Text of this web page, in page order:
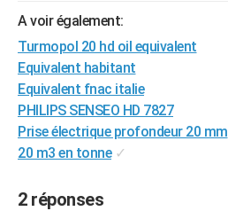
SANTE
Alimentation
Guide de la santé
Maladies
Médicaments
Sommeil
VOYAGE
Destinations
City break
Voyage nature
Voyage de noces
Forum
Climat
+PHOTO
GUIDES D'ACHAT
BONS PLANS
CARTE DE VOEUX
A voir également:
Turmopol 20 hd oil equivalent
Equivalent habitant
Equivalent fnac italie
PHILIPS SENSEO HD 7827
Prise électrique profondeur 20 mm
20 m3 en tonne ✓
2 réponses